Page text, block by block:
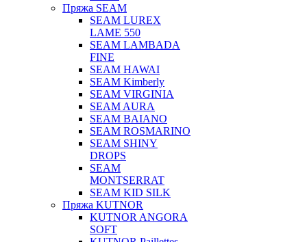
Пряжа SEAM
SEAM LUREX
LAME 550
SEAM LAMBADA
FINE
SEAM HAWAI
SEAM Kimberly
SEAM VIRGINIA
SEAM AURA
SEAM BAIANO
SEAM ROSMARINO
SEAM SHINY
DROPS
SEAM
MONTSERRAT
SEAM KID SILK
Пряжа KUTNOR
KUTNOR ANGORA
SOFT